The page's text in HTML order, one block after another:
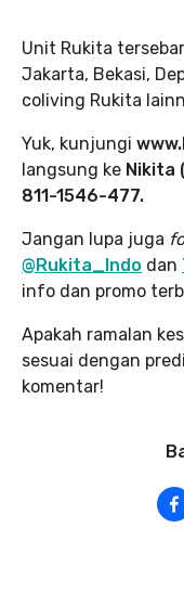
Unit Rukita
Jakarta, Bekasi,
coliving Rukita
Yuk, kunjungi
langsung ke Nikita
811-1546-477.
Jangan lupa juga
@Rukita_Indo dan
info dan promo
Apakah ramalan
sesuai dengan
komentar!